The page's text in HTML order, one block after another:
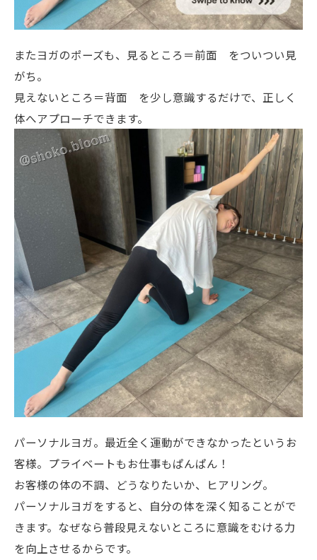
またヨガのポーズも、見るところ＝前面 をついつい見
がち。
見えないところ＝背面 を少し意識するだけで、正しく
体へアプローチできます。
パーソナルヨガ。最近全く運動ができなかったというお
客様。プライベートもお仕事もぱんぱん！
お客様の体の不調、どうなりたいか、ヒアリング。
パーソナルヨガをすると、自分の体を深く知ることがで
きます。なぜなら普段見えないところに意識をむける力
を向上させるからです。